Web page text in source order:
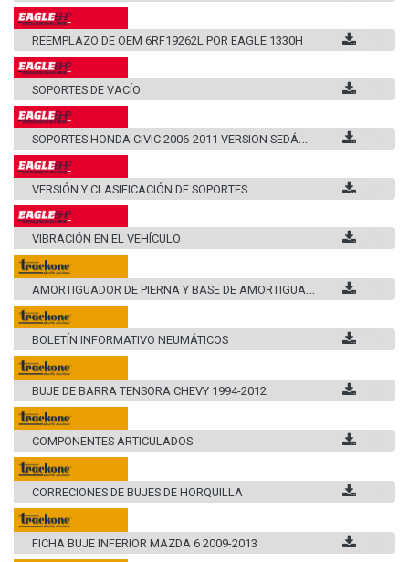
REEMPLAZO DE OEM 6RF19262L POR EAGLE 1330H
SOPORTES DE VACÍO
S
OPORTES HONDA CIVIC 2006-2011 VERSION SEDÁN Y COUPÉ
VERSIÓN Y CLASIFICACIÓN DE SOPORTES
VIBRACIÓN EN EL VEHÍCULO
A
MORTIGUADOR DE PIERNA Y BASE DE AMORTIGUADOR
BOLETÍN INFORMATIVO NEUMÁTICOS
BUJE DE BARRA TENSORA CHEVY 1994-2012
COMPONENTES ARTICULADOS
CORRECIONES DE BUJES DE HORQUILLA
FICHA BUJE INFERIOR MAZDA 6 2009-2013